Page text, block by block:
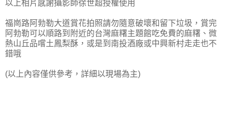
以上相片感謝攝影師徐世超授權使用
福崗路阿勃勒大道賞花拍照請勿隨意破壞和留下垃圾，賞完
阿勃勒可以順路到附近的台灣麻糬主題館吃免費的麻糬、微
熱山丘品嚐土鳳梨酥，或是到南投酒廠或中興新村走走也不
錯哦
(以上內容僅供參考，詳細以現場為主)